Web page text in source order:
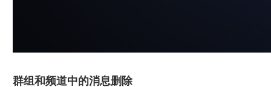
群组和频道中的消息删除